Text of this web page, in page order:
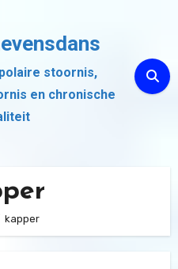
stoornis,
en chronische
kapper